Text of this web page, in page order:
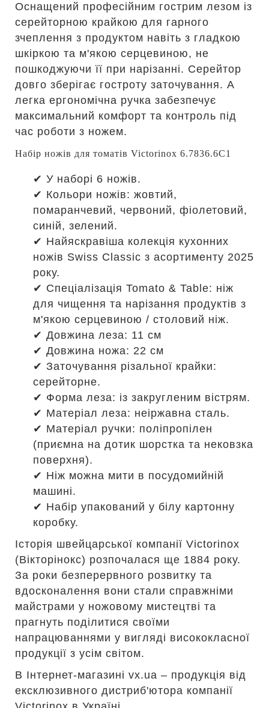
Оснащений професійним гострим лезом із
серейторною крайкою для гарного
зчеплення з продуктом навіть з гладкою
шкіркою та м'якою серцевиною, не
пошкоджуючи її при нарізанні. Серейтор
довго зберігає гостроту заточування. А
легка ергономічна ручка забезпечує
максимальний комфорт та контроль під
час роботи з ножем.
Набір ножів для томатів Victorinox 6.7836.6C1
✔ У наборі 6 ножів.
✔ Кольори ножів: жовтий,
помаранчевий, червоний, фіолетовий,
синій, зелений.
✔ Найяскравіша колекція кухонних
ножів Swiss Classic з асортименту 2025
року.
✔ Спеціалізація Tomato & Table: ніж
для чищення та нарізання продуктів з
м'якою серцевиною / столовий ніж.
✔ Довжина леза: 11 см
✔ Довжина ножа: 22 см
✔ Заточування різальної крайки:
серейторне.
✔ Форма леза: із закругленим вістрям.
✔ Матеріал леза: неіржавна сталь.
✔ Матеріал ручки: поліпропілен
(приємна на дотик шорстка та нековзка
поверхня).
✔ Ніж можна мити в посудомийній
машині.
✔ Набір упакований у білу картонну
коробку.
Історія швейцарської компанії Victorinox
(Вікторінокс) розпочалася ще 1884 року.
За роки безперервного розвитку та
вдосконалення вони стали справжніми
майстрами у ножовому мистецтві та
прагнуть поділитися своїми
напрацюваннями у вигляді висококласної
продукції з усім світом.
В Інтернет-магазині vx.ua – продукція від
ексклюзивного дистриб'ютора компанії